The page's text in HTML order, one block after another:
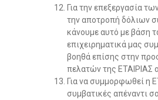
Για την επεξεργασία
την αποτροπή δόλιων
κάνουμε αυτό με βάση
επιχειρηματικά μας
βοηθά επίσης στην
πελατών της ΕΤΑΙΡΙΑΣ
Για να συμμορφωθεί η
συμβατικές απέναντι